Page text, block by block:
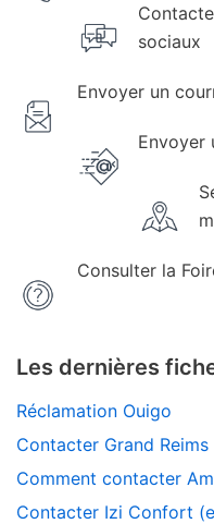
sociaux
Envoyer un
Envoyer
Consulter la
Les dernières
Réclamation Ouigo
Contacter Grand
Comment contacter
Contacter Izi Confort